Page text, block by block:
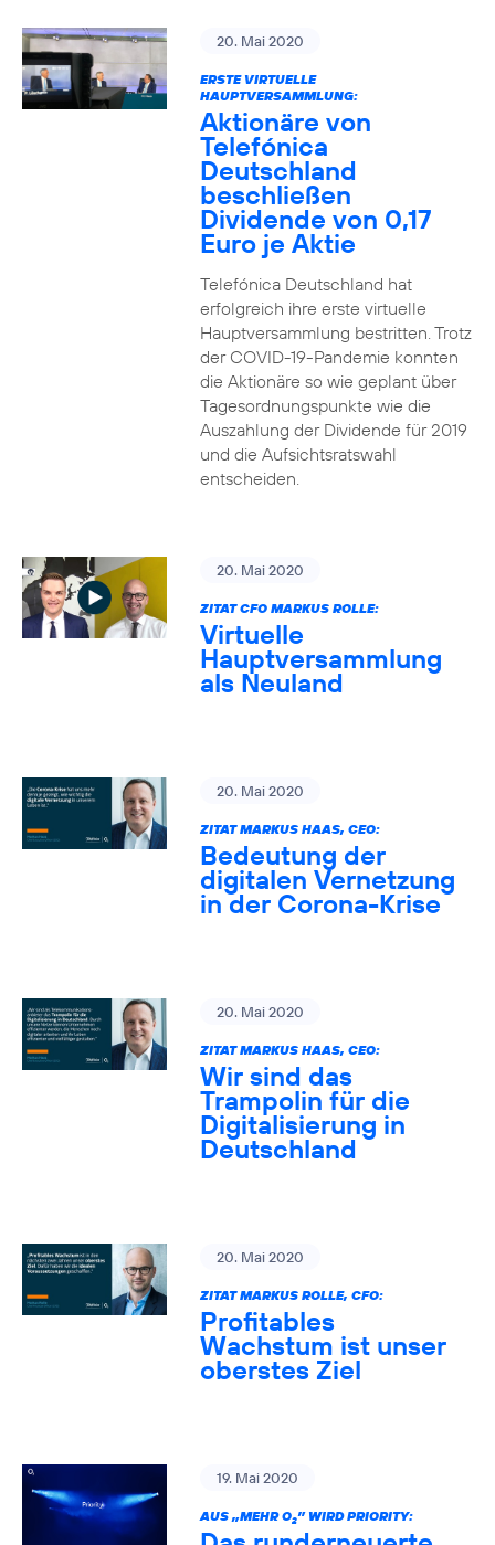
20. Mai 2020
ERSTE VIRTUELLE
HAUPTVERSAMMLUNG:
Aktionäre von
Telefónica
Deutschland
beschließen
Dividende von 0,17
Euro je Aktie
Telefónica Deutschland hat
erfolgreich ihre erste virtuelle
Hauptversammlung bestritten. Trotz
der COVID-19-Pandemie konnten
die Aktionäre so wie geplant über
Tagesordnungspunkte wie die
Auszahlung der Dividende für 2019
und die Aufsichtsratswahl
entscheiden.
20. Mai 2020
ZITAT CFO MARKUS ROLLE:
Virtuelle
Hauptversammlung
als Neuland
20. Mai 2020
ZITAT MARKUS HAAS, CEO:
Bedeutung der
digitalen Vernetzung
in der Corona-Krise
20. Mai 2020
ZITAT MARKUS HAAS, CEO:
Wir sind das
Trampolin für die
Digitalisierung in
Deutschland
20. Mai 2020
ZITAT MARKUS ROLLE, CFO:
Profitables
Wachstum ist unser
oberstes Ziel
19. Mai 2020
AUS „MEHR O2” WIRD PRIORITY: